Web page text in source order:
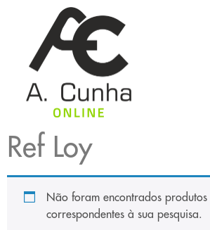
Ref Loy
Não foram encontrados produtos
correspondentes à sua pesquisa.